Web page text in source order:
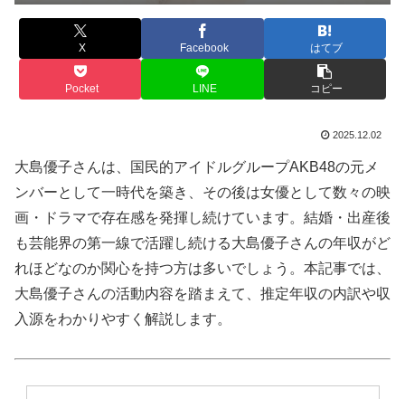
X Facebook はてブ
Pocket LINE コピー
2025.12.02
大島優子さんは、国民的アイドルグループAKB48の元メ
ンバーとして一時代を築き、その後は女優として数々の映
画・ドラマで存在感を発揮し続けています。結婚・出産後
も芸能界の第一線で活躍し続ける大島優子さんの年収がど
れほどなのか関心を持つ方は多いでしょう。本記事では、
大島優子さんの活動内容を踏まえて、推定年収の内訳や収
入源をわかりやすく解説します。